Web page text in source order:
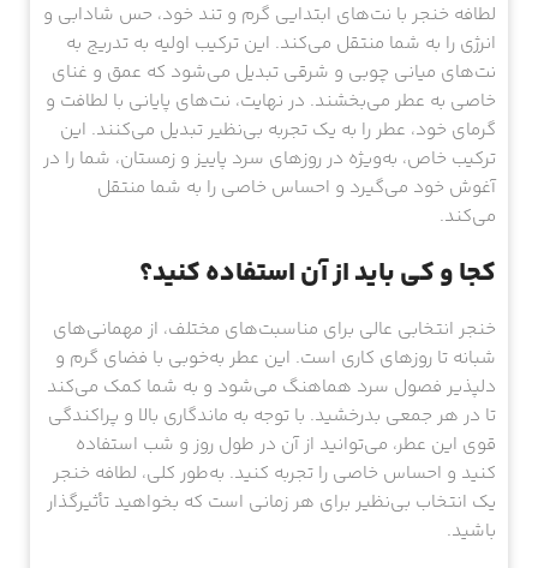
لطافه خنجر با نت‌های ابتدایی گرم و تند خود، حس شادابی و
انرژی را به شما منتقل می‌کند. این ترکیب اولیه به تدریج به
نت‌های میانی چوبی و شرقی تبدیل می‌شود که عمق و غنای
خاصی به عطر می‌بخشند. در نهایت، نت‌های پایانی با لطافت و
گرمای خود، عطر را به یک تجربه بی‌نظیر تبدیل می‌کنند. این
ترکیب خاص، به‌ویژه در روزهای سرد پاییز و زمستان، شما را در
آغوش خود می‌گیرد و احساس خاصی را به شما منتقل
می‌کند.
کجا و کی باید از آن استفاده کنید؟
خنجر انتخابی عالی برای مناسبت‌های مختلف، از مهمانی‌های
شبانه تا روزهای کاری است. این عطر به‌خوبی با فضای گرم و
دلپذیر فصول سرد هماهنگ می‌شود و به شما کمک می‌کند
تا در هر جمعی بدرخشید. با توجه به ماندگاری بالا و پراکندگی
قوی این عطر، می‌توانید از آن در طول روز و شب استفاده
کنید و احساس خاصی را تجربه کنید. به‌طور کلی، لطافه خنجر
یک انتخاب بی‌نظیر برای هر زمانی است که بخواهید تأثیرگذار
باشید.